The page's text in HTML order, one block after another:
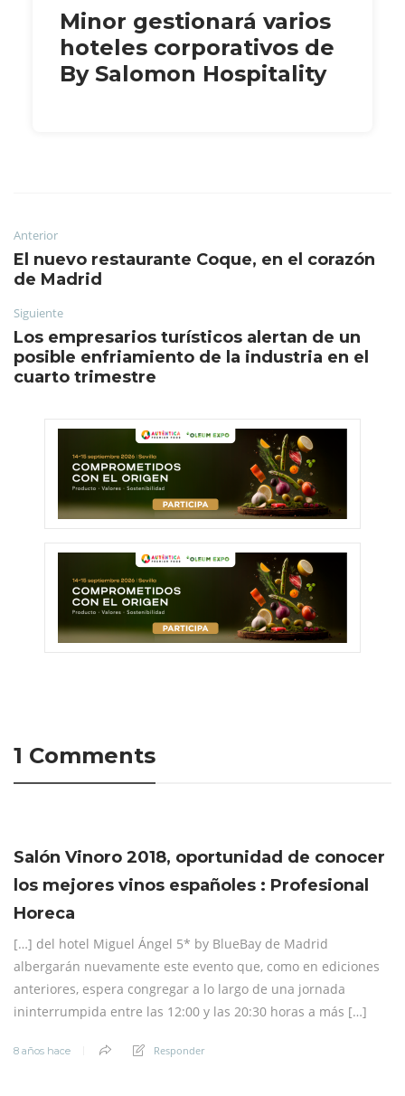
Minor gestionará varios
hoteles corporativos de
By Salomon Hospitality
Anterior
El nuevo restaurante Coque, en el corazón
de Madrid
Siguiente
Los empresarios turísticos alertan de un
posible enfriamiento de la industria en el
cuarto trimestre
1 Comments
Salón Vinoro 2018, oportunidad de conocer
los mejores vinos españoles : Profesional
Horeca
[…] del hotel Miguel Ángel 5* by BlueBay de Madrid
albergarán nuevamente este evento que, como en ediciones
anteriores, espera congregar a lo largo de una jornada
ininterrumpida entre las 12:00 y las 20:30 horas a más […]
8 años hace Responder